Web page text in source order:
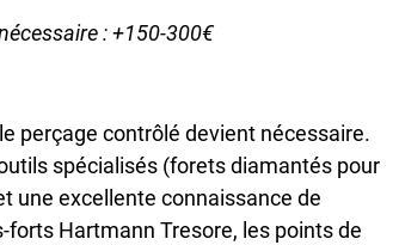
: +150-300€
perçage contrôlé devient nécessaire.
spécialisés (forets diamantés pour
une excellente connaissance de
Hartmann Tresore, les points de